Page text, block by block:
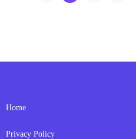
Home
Privacy Policy